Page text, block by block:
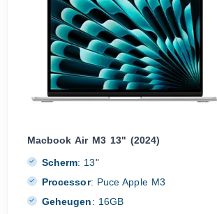
Macbook Air M3 13" (2024)
Scherm: 13"
Processor: Puce Apple M3
Geheugen: 16GB